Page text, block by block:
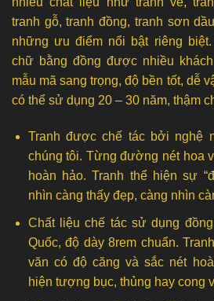
tranh gỗ, tranh đồng, tranh sơn
những ưu điểm nổi bật riêng
chữ bằng đồng được nhiều
mẫu mã sang trọng, độ bền tốt, dễ
có thể sử dụng 20 – 30 năm, thậm
Tranh được chế tác bởi nghệ
chúng tôi. Từng đường nét hoa
hoàn hảo. Tranh thể hiện sự
nhìn càng thấy đẹp, càng nhìn
Chất liệu chế tác sử dụng
Quốc, độ dày 8rem chuẩn.
văn có độ căng và sắc nét
hiện tượng bục, thủng hay cong